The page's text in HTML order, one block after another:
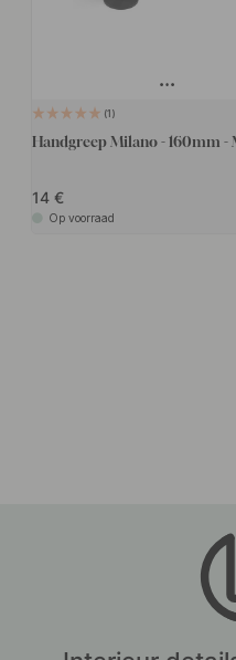
1
Handgreep Milano - 160mm -
14
Op voorraad